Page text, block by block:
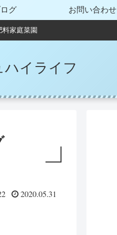
家庭菜園
ハイライフ
グ お問い合わせ
2020.05.31